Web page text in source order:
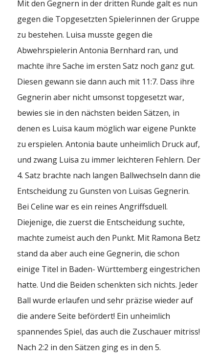
Mit den Gegnern in der dritten Runde galt es nun
gegen die Topgesetzten Spielerinnen der Gruppe
zu bestehen. Luisa musste gegen die
Abwehrspielerin Antonia Bernhard ran, und
machte ihre Sache im ersten Satz noch ganz gut.
Diesen gewann sie dann auch mit 11:7. Dass ihre
Gegnerin aber nicht umsonst topgesetzt war,
bewies sie in den nächsten beiden Sätzen, in
denen es Luisa kaum möglich war eigene Punkte
zu erspielen. Antonia baute unheimlich Druck auf,
und zwang Luisa zu immer leichteren Fehlern. Der
4. Satz brachte nach langen Ballwechseln dann die
Entscheidung zu Gunsten von Luisas Gegnerin.
Bei Celine war es ein reines Angriffsduell.
Diejenige, die zuerst die Entscheidung suchte,
machte zumeist auch den Punkt. Mit Ramona Betz
stand da aber auch eine Gegnerin, die schon
einige Titel in Baden- Württemberg eingestrichen
hatte. Und die Beiden schenkten sich nichts. Jeder
Ball wurde erlaufen und sehr präzise wieder auf
die andere Seite befördert! Ein unheimlich
spannendes Spiel, das auch die Zuschauer mitriss!
Nach 2:2 in den Sätzen ging es in den 5.